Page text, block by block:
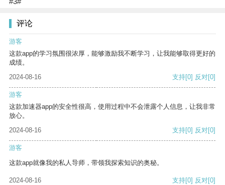
评论
游客
这款app的学习氛围很浓厚，能够激励我不断学习，让我能够取得更好的
成绩。
2024-08-16
支持[0] 反对[0]
游客
这款加速器app的安全性很高，使用过程中不会泄露个人信息，让我非常
放心。
2024-08-16
支持[0] 反对[0]
游客
这款app就像我的私人导师，带领我探索知识的奥秘。
2024-08-16 支持[0] 反对[0]